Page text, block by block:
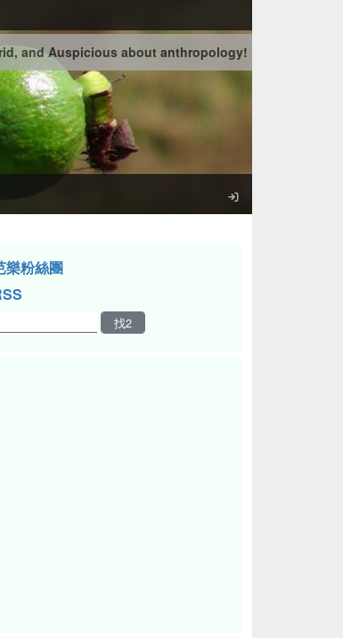
and Auspicious about anthropology!
樂粉絲團